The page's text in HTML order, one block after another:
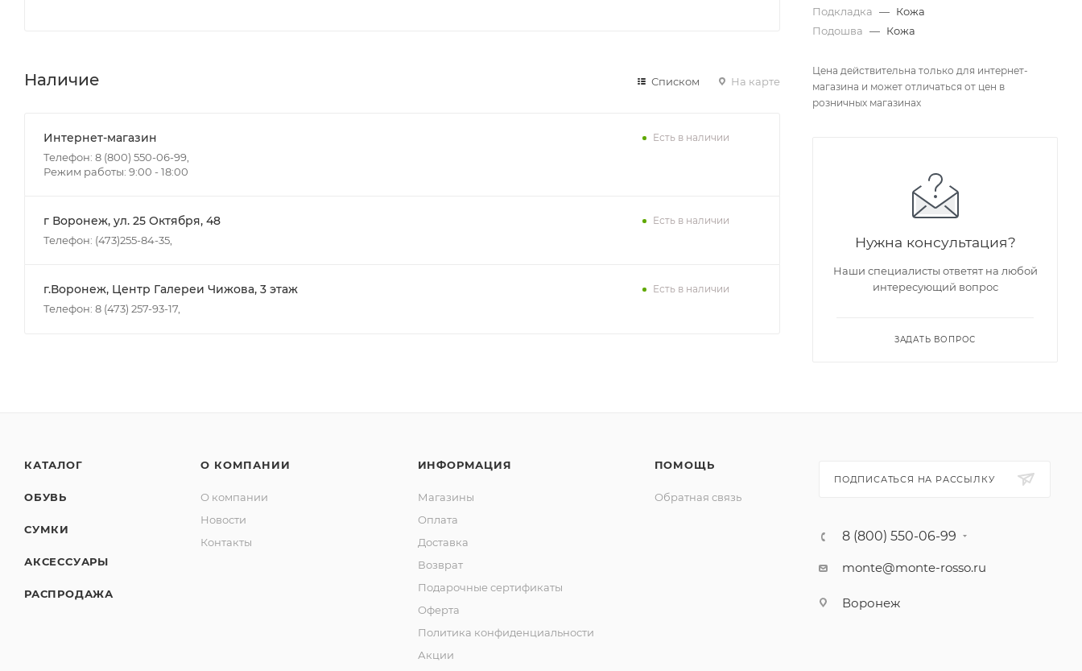
Наличие Списком На карте
Интернет-магазин
Телефон: 8 (800) 550-06-99,
Режим работы: 9:00 - 18:00
Есть в наличии
г Воронеж, ул. 25 Октября, 48
Телефон: (473)255-84-35,
Есть в наличии
г.Воронеж, Центр Галереи Чижова, 3 этаж
Телефон: 8 (473) 257-93-17,
Есть в наличии
Подкладка — Кожа
Подошва — Кожа
Цена действительна только для интернет-
магазина и может отличаться от цен в
розничных магазинах
Нужна консультация?
Наши специалисты ответят на любой
интересующий вопрос
ЗАДАТЬ ВОПРОС
КАТАЛОГ
ОБУВЬ
СУМКИ
АКСЕССУАРЫ
РАСПРОДАЖА
О КОМПАНИИ
О компании
Новости
Контакты
ИНФОРМАЦИЯ
Магазины
Оплата
Доставка
Возврат
Подарочные сертификаты
Оферта
Политика конфиденциальности
Акции
ПОМОЩЬ
Обратная связь
ПОДПИСАТЬСЯ НА РАССЫЛКУ
8 (800) 550-06-99
monte@monte-rosso.ru
Воронеж